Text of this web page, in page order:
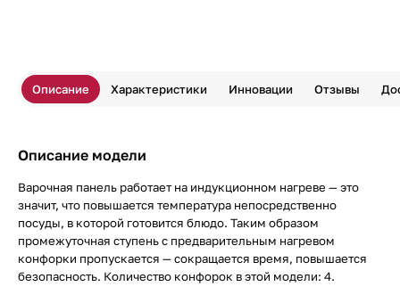
Описание Характеристики Инновации Отзывы
Описание модели
Варочная панель работает на индукционном нагреве — это
значит, что повышается температура непосредственно
посуды, в которой готовится блюдо. Таким образом
промежуточная ступень с предварительным нагревом
конфорки пропускается — сокращается время, повышается
безопасность. Количество конфорок в этой модели: 4.